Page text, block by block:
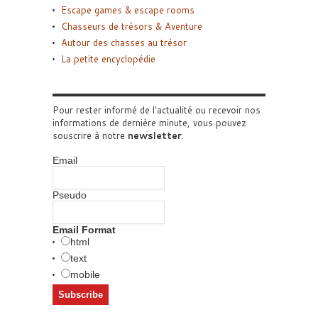
Escape games & escape rooms
Chasseurs de trésors & Aventure
Autour des chasses au trésor
La petite encyclopédie
Pour rester informé de l'actualité ou recevoir nos
informations de dernière minute, vous pouvez
souscrire à notre newsletter.
Email
Pseudo
Email Format
html
text
mobile